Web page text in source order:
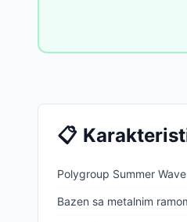
📋
Polygroup Summer
Bazen sa metalnim